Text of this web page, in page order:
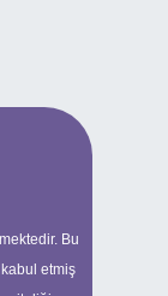
Bu
etmiş